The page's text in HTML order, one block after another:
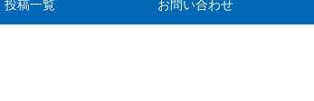
投稿一覧 お問い合わせ